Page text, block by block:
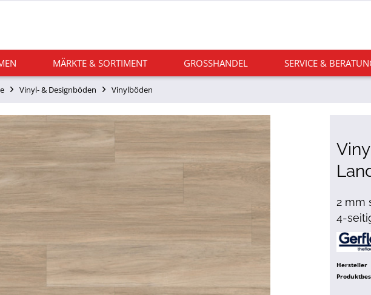
MÄRKTE & SORTIMENT GROSSHANDEL SERVICE &
Vinyl- & Designböden Vinylböden
2 mm
4-
Hersteller